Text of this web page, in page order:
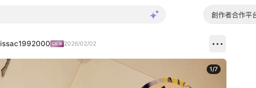
創作者合作平
issac1992000 2026/02/02
1/7